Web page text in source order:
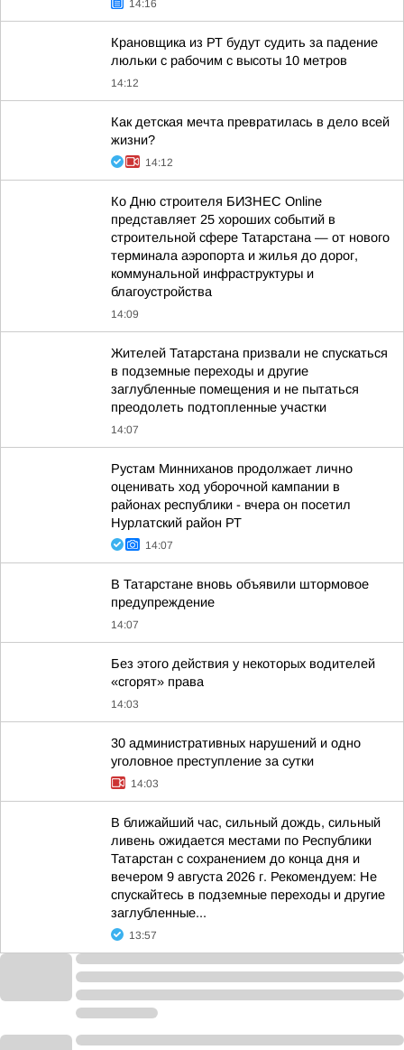
14:16
Крановщика из РТ будут судить за падение
люльки с рабочим с высоты 10 метров
14:12
Как детская мечта превратилась в дело всей
жизни?
14:12
Ко Дню строителя БИЗНЕС Online
представляет 25 хороших событий в
строительной сфере Татарстана — от нового
терминала аэропорта и жилья до дорог,
коммунальной инфраструктуры и
благоустройства
14:09
Жителей Татарстана призвали не спускаться
в подземные переходы и другие
заглубленные помещения и не пытаться
преодолеть подтопленные участки
14:07
Рустам Минниханов продолжает лично
оценивать ход уборочной кампании в
районах республики - вчера он посетил
Нурлатский район РТ
14:07
В Татарстане вновь объявили штормовое
предупреждение
14:07
Без этого действия у некоторых водителей
«сгорят» права
14:03
30 административных нарушений и одно
уголовное преступление за сутки
14:03
В ближайший час, сильный дождь, сильный
ливень ожидается местами по Республики
Татарстан с сохранением до конца дня и
вечером 9 августа 2026 г. Рекомендуем: Не
спускайтесь в подземные переходы и другие
заглубленные...
13:57